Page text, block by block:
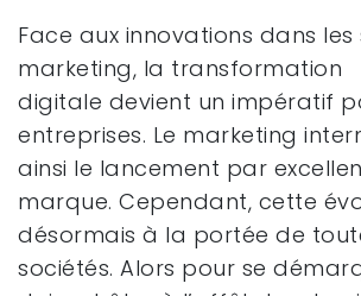
Face aux innovations dans
marketing, la transformation
digitale devient un impératif
entreprises. Le marketing
ainsi le lancement par
marque. Cependant, cette
désormais à la portée de
sociétés. Alors pour se